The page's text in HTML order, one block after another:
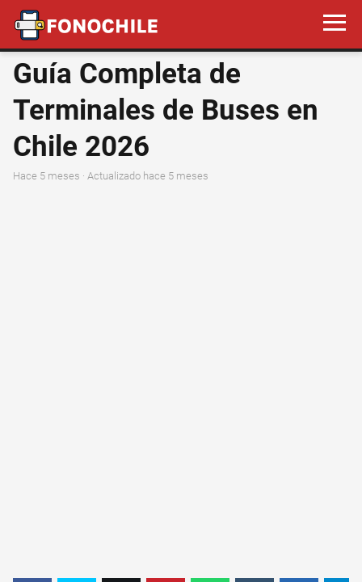
Guía Completa de
Terminales de Buses en
Chile 2026
hace 5 meses · Actualizado hace 5 meses